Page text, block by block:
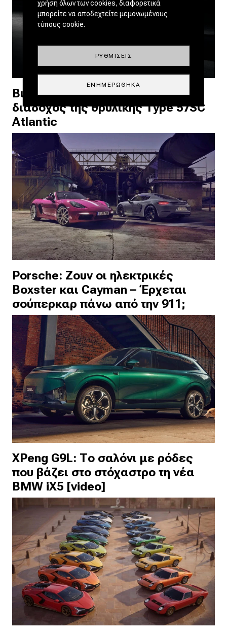
Bugatti Destrier: Η σύγχρονη
διάδοχος της θρυλικής Type 57SC
Atlantic
Porsche: Ζουν οι ηλεκτρικές
Boxster και Cayman – Έρχεται
σούπερκαρ πάνω από την 911;
XPeng G9L: Το σαλόνι με ρόδες
που βάζει στο στόχαστρο τη νέα
BMW iX5 [video]
χρήση όλων των cookies, διαφορετικά
μπορείτε να αποδεχτείτε μεμονωμένους
τύπους cookie.
ΡΥΘΜΊΣΕΙΣ
ΕΝΗΜΕΡΏΘΗΚΑ